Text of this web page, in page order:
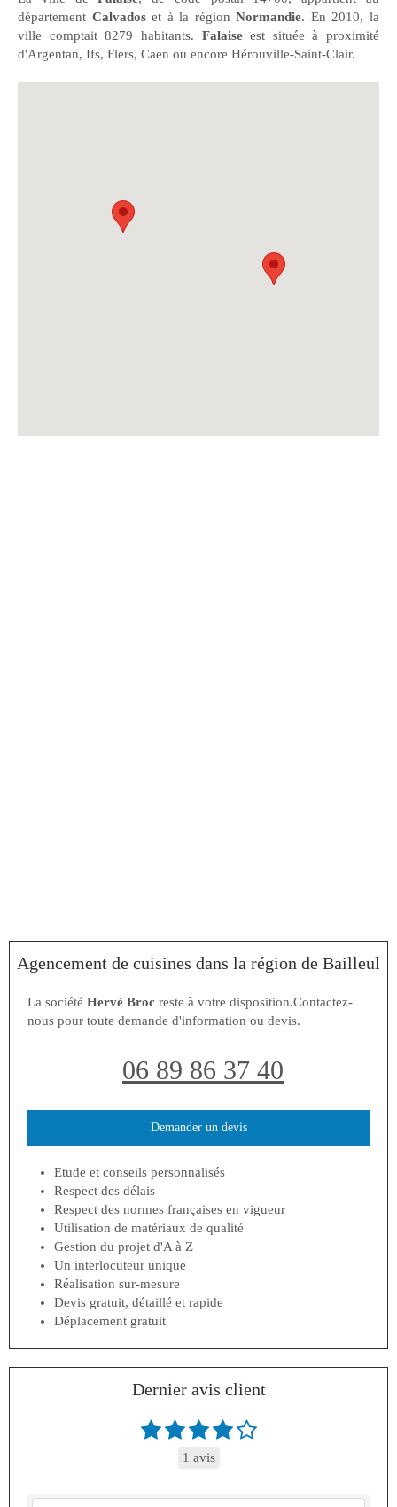
département Calvadoset à la régionNormandie. En 2010, la
ville comptait 8279 habitants. Falaiseest située à proximité
d'Argentan, Ifs, Flers, Caen ou encore Hérouville-Saint-Clair.
Agencement de cuisines dans la région de Bailleul
La société Hervé Broc reste à votre disposition.Contactez-
nous pour toute demande d'information ou devis.
06 89 86 37 40
Demander un devis
Etude et conseils personnalisés
Respect des délais
Respect des normes françaises en vigueur
Utilisation de matériaux de qualité
Gestion du projet d'A à Z
Un interlocuteur unique
Réalisation sur-mesure
Devis gratuit, détaillé et rapide
Déplacement gratuit
Dernier avis client
1 avis